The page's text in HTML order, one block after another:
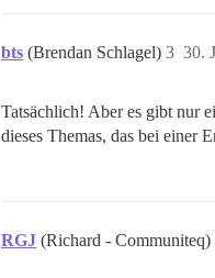
bts (Brendan Schlagel) 30.
3
Tatsächlich! Aber es gibt nur
dieses Themas, das bei einer
RGJ (Richard - Communiteq)